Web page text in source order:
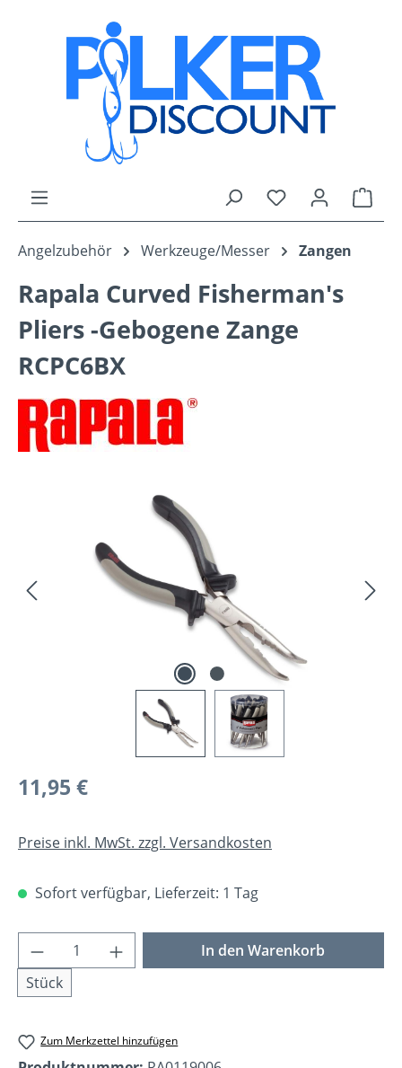
Zum Hauptinhalt springen
Du hast 0
Angelzubehör Werkzeuge/Messer Zangen
Rapala Curved Fisherman's
Pliers -Gebogene Zange
RCPC6BX
Bildergalerie überspringen
Regulärer Preis:
11,95 €
Preise inkl. MwSt. zzgl. Versandkosten
Sofort verfügbar, Lieferzeit: 1 Tag
Produkt Anzahl: Gib den gewünschten
Stück
In den Warenkorb
Zum Merkzettel hinzufügen